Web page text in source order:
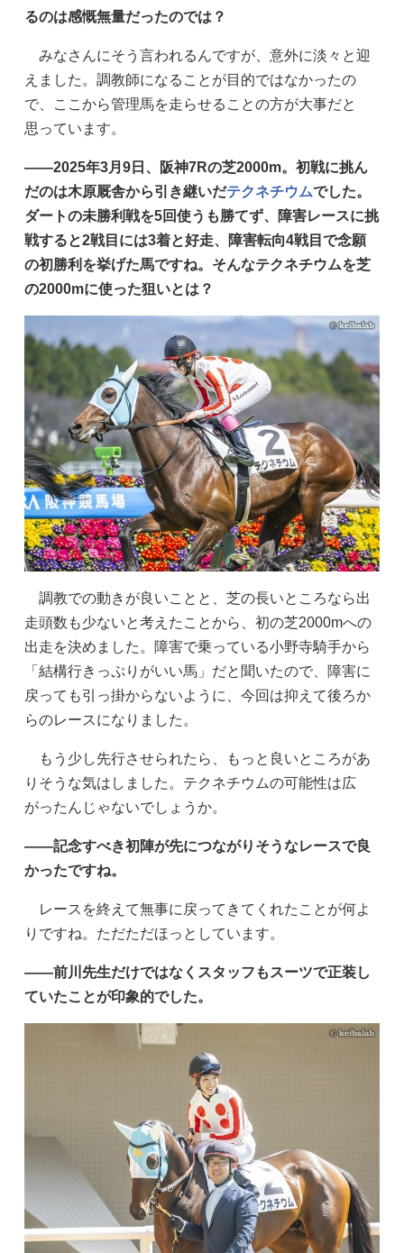
るのは感慨無量だったのでは？
みなさんにそう言われるんですが、意外に淡々と迎
えました。調教師になることが目的ではなかったの
で、ここから管理馬を走らせることの方が大事だと
思っています。
——2025年3月9日、阪神7Rの芝2000m。初戦に挑ん
だのは木原厩舎から引き継いだテクネチウムでした。
ダートの未勝利戦を5回使うも勝てず、障害レースに挑
戦すると2戦目には3着と好走、障害転向4戦目で念願
の初勝利を挙げた馬ですね。そんなテクネチウムを芝
の2000mに使った狙いとは？
調教での動きが良いことと、芝の長いところなら出
走頭数も少ないと考えたことから、初の芝2000mへの
出走を決めました。障害で乗っている小野寺騎手から
「結構行きっぷりがいい馬」だと聞いたので、障害に
戻っても引っ掛からないように、今回は抑えて後ろか
らのレースになりました。
もう少し先行させられたら、もっと良いところがあ
りそうな気はしました。テクネチウムの可能性は広
がったんじゃないでしょうか。
——記念すべき初陣が先につながりそうなレースで良
かったですね。
レースを終えて無事に戻ってきてくれたことが何よ
りですね。ただただほっとしています。
——前川先生だけではなくスタッフもスーツで正装し
ていたことが印象的でした。